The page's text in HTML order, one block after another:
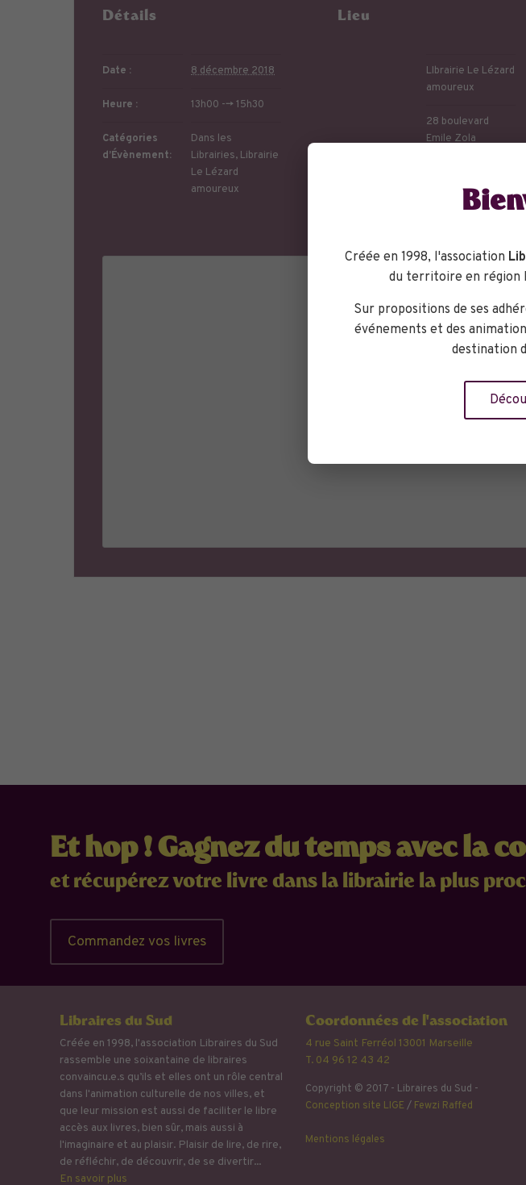
Détails
Date : 8 décembre 2018
Heure : 13h00 --> 15h30
Catégories
d’Évènement:
Dans les
Librairies, Librairie
Le Lézard
amoureux
Lieu
LIbrairie Le Lézard
amoureux
28 boulevard
Emile Zola
04.90.72.12.19
Et hop ! Gagnez du temps avec la
et récupérez votre livre dans la librairie la plus
Commandez vos livres
Libraires du Sud
Créée en 1998, l'association Libraires du Sud
rassemble une soixantaine de libraires
convaincu.e.s qu’ils et elles ont un rôle central
dans l'animation culturelle de nos villes, et
que leur mission est aussi de faciliter le libre
accès aux livres, bien sûr, mais aussi à
l'imaginaire et au plaisir. Plaisir de lire, de rire,
de réfléchir, de découvrir, de se divertir...
En savoir plus
Coordonnées de l'association
4 rue Saint Ferréol 13001 Marseille
T. 04 96 12 43 42
Copyright © 2017 - Libraires du Sud -
Conception site LIGE / Fewzi Raffed
Mentions légales
Créée en 1998, l'association
du territoire en région
Sur propositions de ses
événements et des
destination